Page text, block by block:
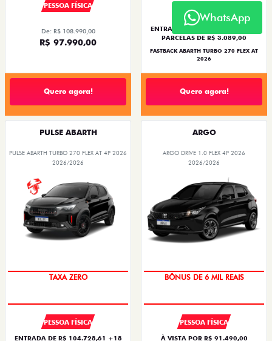
PESSOA FÍSICA
De: R$ 108.990,00
R$ 97.990,00
Quero agora!
PESSOA FÍSICA
ENTRADA DE R$ 118.434,84 +18
PARCELAS DE R$ 3.089,00
FASTBACK ABARTH TURBO 270 FLEX AT
2026
Quero agora!
PULSE ABARTH
PULSE ABARTH TURBO 270 FLEX AT 4P 2026
2026/2026
SAIA DE FIAT 0KM
PESSOA FÍSICA
ENTRADA DE R$ 104.728,61 +18
ARGO
ARGO DRIVE 1.0 FLEX 4P 2026
2026/2026
TAXA ZERO
PESSOA FÍSICA
À VISTA POR R$ 91.490,00
WhatsApp